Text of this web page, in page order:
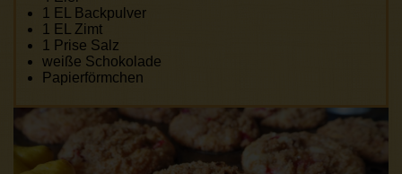
1 EL Backpulver
1 EL Zimt
1 Prise Salz
weiße Schokolade
Papierförmchen